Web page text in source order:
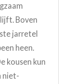
Boven
jarretel
heen.
kousen kun
niet-